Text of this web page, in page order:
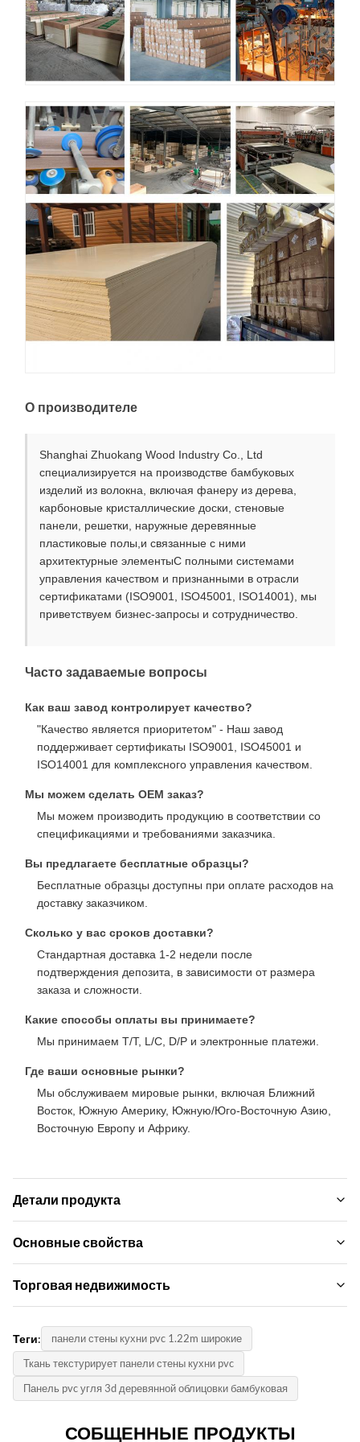
О производителе
Shanghai Zhuokang Wood Industry Co., Ltd
специализируется на производстве бамбуковых
изделий из волокна, включая фанеру из дерева,
карбоновые кристаллические доски, стеновые
панели, решетки, наружные деревянные
пластиковые полы,и связанные с ними
архитектурные элементыС полными системами
управления качеством и признанными в отрасли
сертификатами (ISO9001, ISO45001, ISO14001), мы
приветствуем бизнес-запросы и сотрудничество.
Часто задаваемые вопросы
Как ваш завод контролирует качество?
"Качество является приоритетом" - Наш завод
поддерживает сертификаты ISO9001, ISO45001 и
ISO14001 для комплексного управления качеством.
Мы можем сделать OEM заказ?
Мы можем производить продукцию в соответствии со
спецификациями и требованиями заказчика.
Вы предлагаете бесплатные образцы?
Бесплатные образцы доступны при оплате расходов на
доставку заказчиком.
Сколько у вас сроков доставки?
Стандартная доставка 1-2 недели после
подтверждения депозита, в зависимости от размера
заказа и сложности.
Какие способы оплаты вы принимаете?
Мы принимаем T/T, L/C, D/P и электронные платежи.
Где ваши основные рынки?
Мы обслуживаем мировые рынки, включая Ближний
Восток, Южную Америку, Южную/Юго-Восточную Азию,
Восточную Европу и Африку.
Детали продукта
Material:
Product Name:
Настенная панель из ПВХ, декоративная настенная
панель
Feature:
Экологичный, водонепроницаемый+экологически
чистый, защищенный от влаги
Основные свойства
Наименование марки:
1220*2440*5 мм/8 мм
Сертификат:
Страна происхождения:
Торговая недвижимость
Вести переговоры
Цена единицы продукци:
Negotiate
Способ оплаты:
Теги:
панели стены кухни pvc 1.22m широкие
Ткань текстурирует панели стены кухни pvc
Панель pvc угля 3d деревянной облицовки бамбуковая
СОБЩЕННЫЕ ПРОДУКТЫ